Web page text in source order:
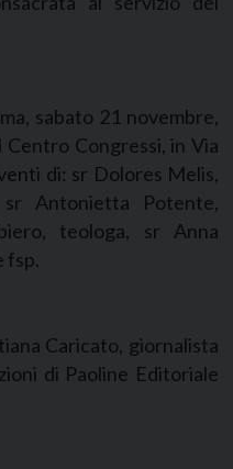
sabato 21 novembre,
Centro Congressi, in Via
di: sr Dolores Melis,
Antonietta Potente,
teologa, sr Anna
fsp.
Caricato, giornalista
di Paoline Editoriale